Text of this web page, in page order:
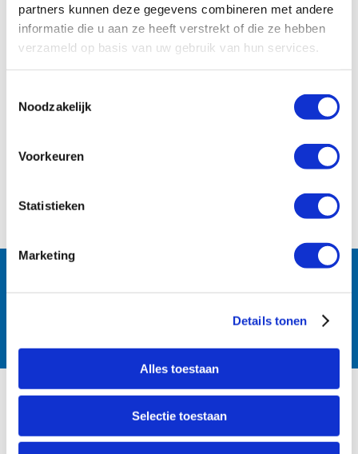
partners kunnen deze gegevens combineren met andere
informatie die u aan ze heeft verstrekt of die ze hebben
verzameld op basis van uw gebruik van hun services.
Noodzakelijk
Voorkeuren
Statistieken
Marketing
Details tonen
Alles toestaan
Selectie toestaan
Follow us: